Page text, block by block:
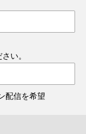
い。
配信を希望